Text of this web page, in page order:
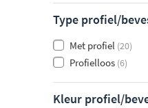
Type profiel/
Met profiel (20)
Profielloos (6)
Kleur profiel/